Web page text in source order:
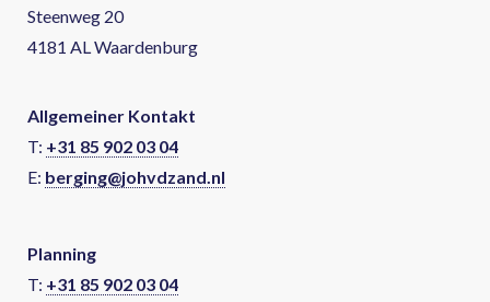
Steenweg 20
4181 AL Waardenburg
Allgemeiner Kontakt
T: +31 85 902 03 04
E: berging@johvdzand.nl
Planning
T: +31 85 902 03 04